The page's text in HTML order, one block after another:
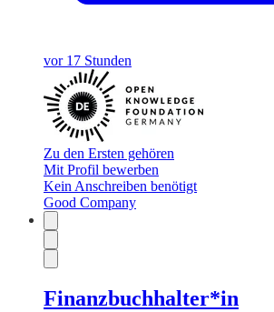
vor 17 Stunden
Zu den Ersten gehören
Mit Profil bewerben
Kein Anschreiben benötigt
Good Company
Finanzbuchhalter*in